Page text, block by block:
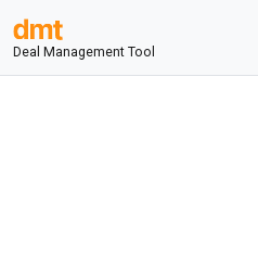
Deal Management Tool